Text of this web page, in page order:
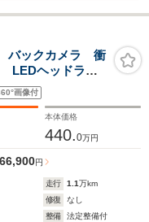
ックカメラ 衝
LEDヘッドラン
画像付
本体価格
440.0万円
66,900円
走行 1.1万km
修復
なし
整備
法定整備付